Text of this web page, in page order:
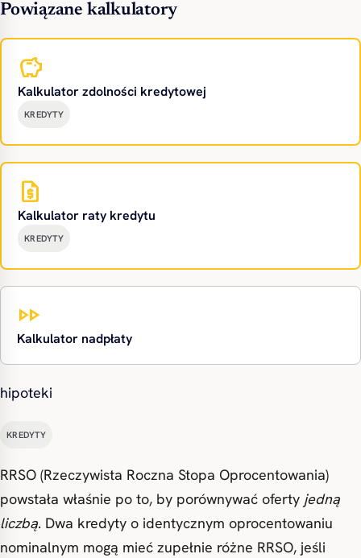
Powiązane kalkulatory
savings
Kalkulator zdolności kredytowej
KREDYTY
request_quote
Kalkulator raty kredytu
KREDYTY
fast_forward
Kalkulator nadpłaty
hipoteki
KREDYTY
RRSO (Rzeczywista Roczna Stopa Oprocentowania)
powstała właśnie po to, by porównywać oferty jedną
liczbą. Dwa kredyty o identycznym oprocentowaniu
nominalnym mogą mieć zupełnie różne RRSO, jeśli